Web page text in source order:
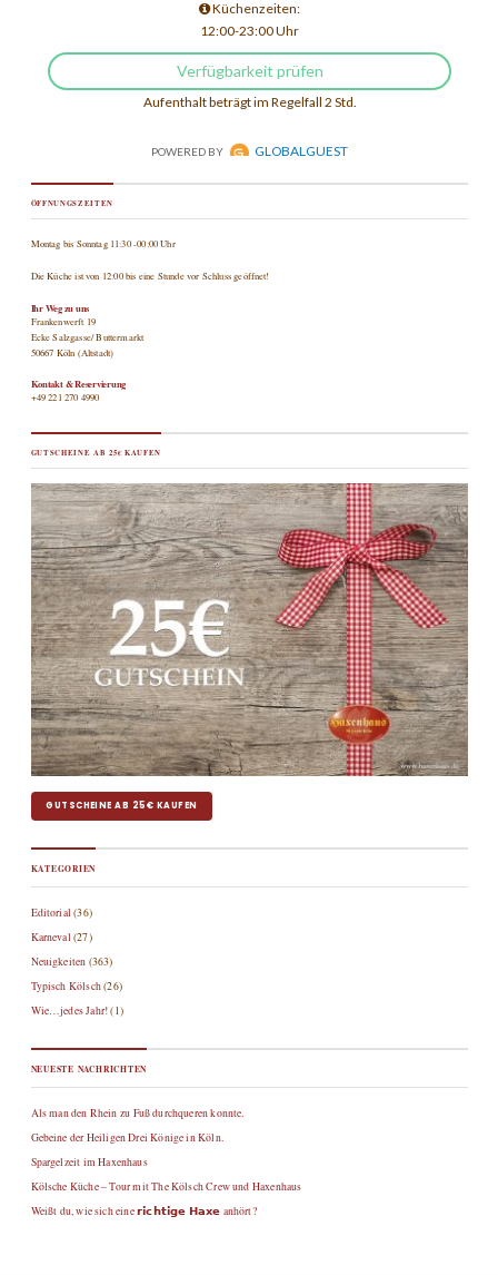
ÖFFNUNGSZEITEN
Montag bis Sonntag 11:30 -00:00 Uhr
Die Küche ist von 12:00 bis eine Stunde vor Schluss geöffnet!
Ihr Weg zu uns
Frankenwerft 19
Ecke Salzgasse/ Buttermarkt
50667 Köln (Altstadt)
Kontakt & Reservierung
+49 221 270 4990
GUTSCHEINE AB 25€ KAUFEN
GUTSCHEINE AB 25€ KAUFEN
KATEGORIEN
Editorial (36)
Karneval (27)
Neuigkeiten (363)
Typisch Kölsch(26)
Wie…jedes Jahr!(1)
NEUESTE NACHRICHTEN
Als man den Rhein zu Fuß durchqueren konnte.
Gebeine der Heiligen Drei Könige in Köln.
Spargelzeit im Haxenhaus
Kölsche Küche – Tour mit The Kölsch Crew und Haxenhaus
Weißt du, wie sich eine 𝗿𝗶𝗰𝗵𝘁𝗶𝗴𝗲 𝗛𝗮𝘅𝗲 anhört?